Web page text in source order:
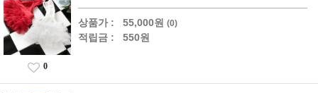
상품가 : 55,000원 (0)
적립금 : 550원
0